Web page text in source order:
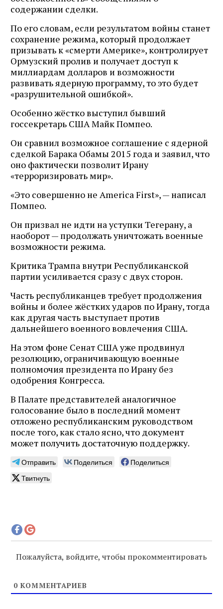
содержании сделки.
По его словам, если результатом войны станет
сохранение режима, который продолжает
призывать к «смерти Америке», контролирует
Ормузский пролив и получает доступ к
миллиардам долларов и возможности
развивать ядерную программу, то это будет
«разрушительной ошибкой».
Особенно жёстко выступил бывший
госсекретарь США Майк Помпео.
Он сравнил возможное соглашение с ядерной
сделкой Барака Обамы 2015 года и заявил, что
оно фактически позволит Ирану
«терроризировать мир».
«Это совершенно не America First», — написал
Помпео.
Он призвал не идти на уступки Тегерану, а
наоборот — продолжать уничтожать военные
возможности режима.
Критика Трампа внутри Республиканской
партии усиливается сразу с двух сторон.
Часть республиканцев требует продолжения
войны и более жёстких ударов по Ирану, тогда
как другая часть выступает против
дальнейшего военного вовлечения США.
На этом фоне Сенат США уже продвинул
резолюцию, ограничивающую военные
полномочия президента по Ирану без
одобрения Конгресса.
В Палате представителей аналогичное
голосование было в последний момент
отложено республиканским руководством
после того, как стало ясно, что документ
может получить достаточную поддержку.
Отправить Поделиться
Поделиться
Твитнуть
Пожалуйста, войдите, чтобы прокомментировать
0 КОММЕНТАРИЕВ